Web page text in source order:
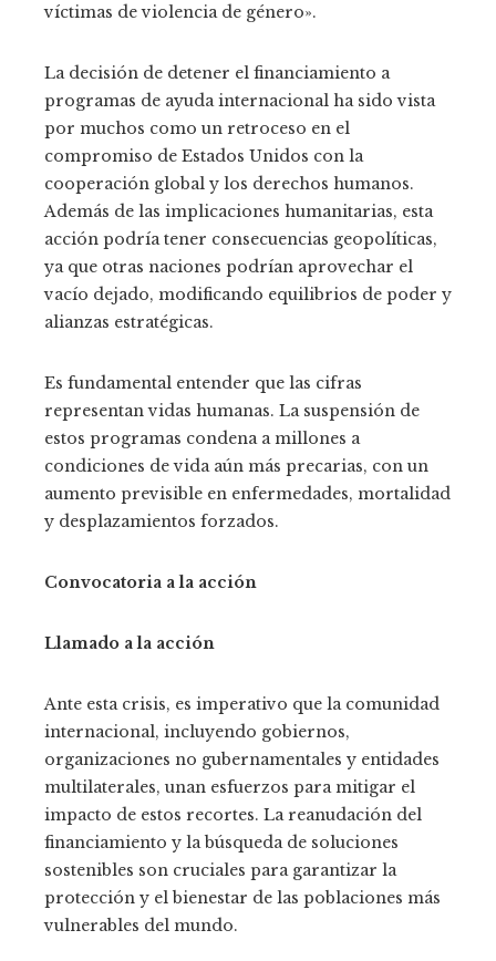
víctimas de violencia de género».
La decisión de detener el financiamiento a
programas de ayuda internacional ha sido vista
por muchos como un retroceso en el
compromiso de Estados Unidos con la
cooperación global y los derechos humanos.
Además de las implicaciones humanitarias, esta
acción podría tener consecuencias geopolíticas,
ya que otras naciones podrían aprovechar el
vacío dejado, modificando equilibrios de poder y
alianzas estratégicas.
Es fundamental entender que las cifras
representan vidas humanas. La suspensión de
estos programas condena a millones a
condiciones de vida aún más precarias, con un
aumento previsible en enfermedades, mortalidad
y desplazamientos forzados.
Convocatoria a la acción
Llamado a la acción
Ante esta crisis, es imperativo que la comunidad
internacional, incluyendo gobiernos,
organizaciones no gubernamentales y entidades
multilaterales, unan esfuerzos para mitigar el
impacto de estos recortes. La reanudación del
financiamiento y la búsqueda de soluciones
sostenibles son cruciales para garantizar la
protección y el bienestar de las poblaciones más
vulnerables del mundo.